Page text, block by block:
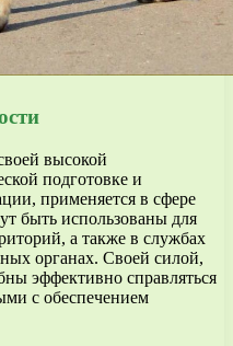
высокой
подготовке и
применяется в сфере
быть использованы для
а также в службах
органах. Своей силой,
эффективно справляться
с обеспечением